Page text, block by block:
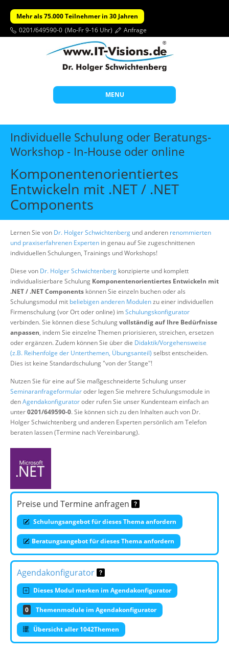
Mehr als 75.000 Teilnehmer in 30 Jahren
0201/649590-0 (Mo-Fr 9-16 Uhr) Anfrage
MENU
Start
Themen
Individuelle Schulungen
Offene Seminare
Wissen
Über uns
Suche
Individuelle Schulung oder Beratungs-
Workshop - In-House oder online
Komponentenorientiertes
Entwickeln mit .NET / .NET
Components
Lernen Sie von Dr. Holger Schwichtenberg und anderen renommierten
und praxiserfahrenen Experten in genau auf Sie zugeschnittenen
individuellen Schulungen, Trainings und Workshops!
Diese von Dr. Holger Schwichtenberg konzipierte und komplett
individualisierbare Schulung Komponentenorientiertes Entwickeln mit
.NET / .NET Components können Sie einzeln buchen oder als
Schulungsmodul mit beliebigen anderen Modulenzu einer individuellen
Firmenschulung (vor Ort oder online) imSchulungskonfigurator
verbinden. Sie können diese Schulungvollständig auf Ihre Bedürfnisse
anpassen, indem Sie einzelne Themen priorisieren, streichen, ersetzen
oder ergänzen. Zudem können Sie über die Didaktik/Vorgehensweise
(z.B. Reihenfolge der Unterthemen, Übungsanteil) selbst entscheiden.
Dies ist keine Standardschulung "von der Stange"!
Nutzen Sie für eine auf Sie maßgeschneiderte Schulung unser
Seminaranfrageformularoder legen Sie mehrere Schulungsmodule in
denAgendakonfiguratoroder rufen Sie unser Kundenteam einfach an
unter0201/649590-0. Sie können sich zu den Inhalten auch von Dr.
Holger Schwichtenberg und anderen Experten persönlich am Telefon
beraten lassen (Termine nach Vereinbarung).
Preise und Termine anfragen
Schulungsangebot für dieses Thema anfordern
Beratungsangebot für dieses Thema anfordern
Agendakonfigurator
Dieses Modul merken im Agendakonfigurator
0 Themenmodule im Agendakonfigurator
Übersicht aller 1042Themen